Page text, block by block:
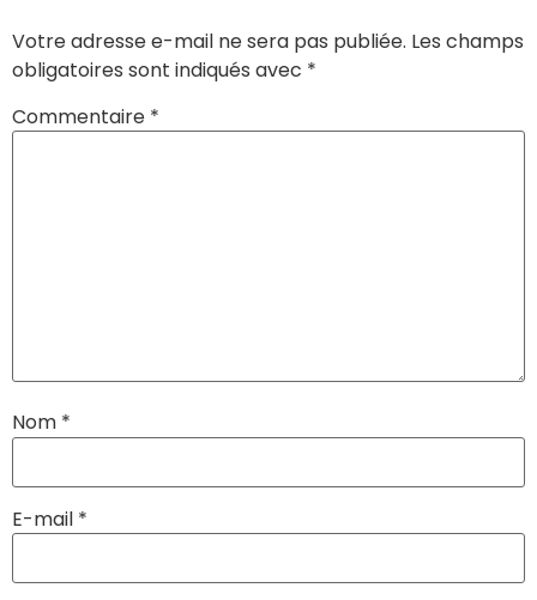
Votre adresse e-mail ne sera pas publiée. Les champs
obligatoires sont indiqués avec *
Commentaire *
Nom *
E-mail *